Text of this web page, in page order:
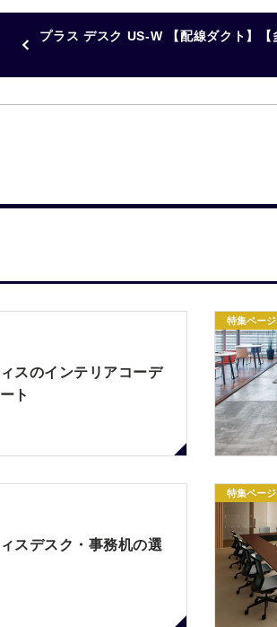
プラス デスク US-W 【配線ダクト】
スのインテリアコーデ
ト
特集ページ
スデスク・事務机の選
特集ページ